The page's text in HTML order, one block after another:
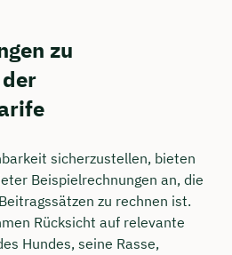
zu
sicherzustellen, bieten
Beispielrechnungen an, die
zu rechnen ist.
Rücksicht auf relevante
Hundes, seine Rasse,